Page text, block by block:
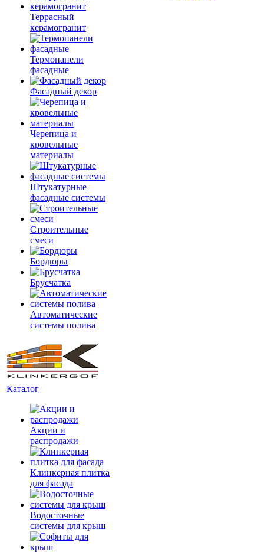
Террасный
керамогранит
Термопанели
фасадные
Фасадный декор
Черепица и
кровельные
материалы
Штукатурные
фасадные системы
Строительные
смеси
Бордюры
Брусчатка
Автоматические
системы полива
Каталог
Акции и
распродажи
Клинкерная плитка
для фасада
Водосточные
системы для крыш